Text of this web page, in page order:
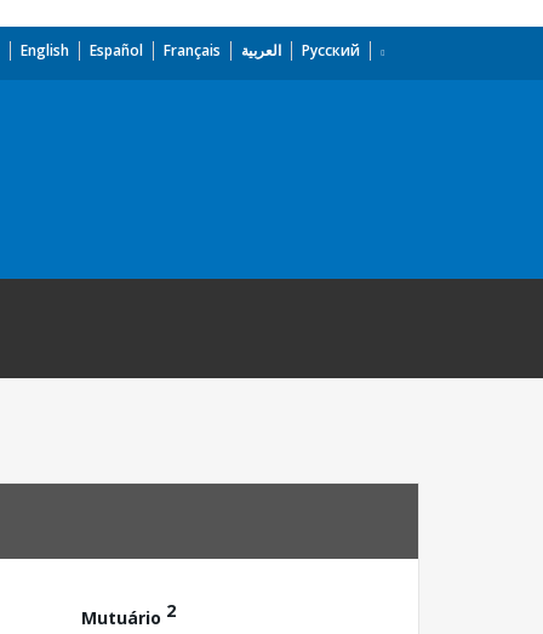
English Español Français العربية Русский
Mutuário 2